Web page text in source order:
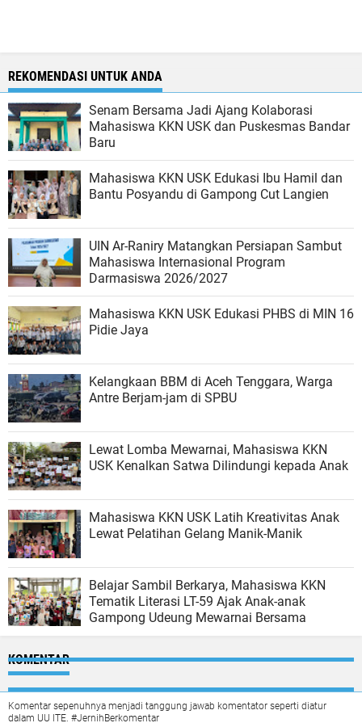
REKOMENDASI UNTUK ANDA
Senam Bersama Jadi Ajang Kolaborasi
Mahasiswa KKN USK dan Puskesmas Bandar
Baru
Mahasiswa KKN USK Edukasi Ibu Hamil dan
Bantu Posyandu di Gampong Cut Langien
UIN Ar-Raniry Matangkan Persiapan Sambut
Mahasiswa Internasional Program
Darmasiswa 2026/2027
Mahasiswa KKN USK Edukasi PHBS di MIN 16
Pidie Jaya
Kelangkaan BBM di Aceh Tenggara, Warga
Antre Berjam-jam di SPBU
Lewat Lomba Mewarnai, Mahasiswa KKN
USK Kenalkan Satwa Dilindungi kepada Anak
Mahasiswa KKN USK Latih Kreativitas Anak
Lewat Pelatihan Gelang Manik-Manik
Belajar Sambil Berkarya, Mahasiswa KKN
Tematik Literasi LT-59 Ajak Anak-anak
Gampong Udeung Mewarnai Bersama
KOMENTAR
Komentar sepenuhnya menjadi tanggung jawab komentator seperti diatur
dalam UU ITE. #JernihBerkomentar